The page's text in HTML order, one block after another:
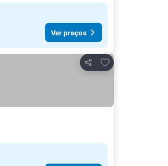
Ver preços
Partilhar
Adicionar aos